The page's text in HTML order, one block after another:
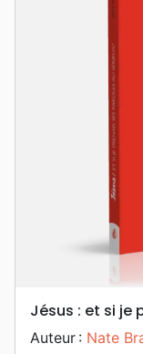
Jésus : et si je
Auteur : Nate